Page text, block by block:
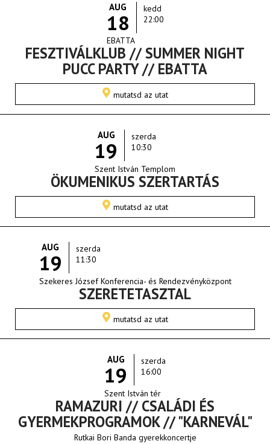
AUG
18
kedd
22:00
EBATTA
FESZTIVÁLKLUB // SUMMER NIGHT
PUCC PARTY // EBATTA
mutatsd az utat
AUG
19
szerda
10:30
Szent István Templom
ÖKUMENIKUS SZERTARTÁS
mutatsd az utat
AUG
19
szerda
11:30
Szekeres József Konferencia- és Rendezvényközpont
SZERETETASZTAL
mutatsd az utat
AUG
19
szerda
16:00
Szent István tér
RAMAZURI // CSALÁDI ÉS
GYERMEKPROGRAMOK // "KARNEVÁL"
Rutkai Bori Banda gyerekkoncertje